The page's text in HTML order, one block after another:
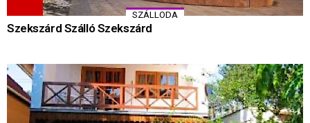
SZÁLLODA
Szekszárd Szálló Szekszárd